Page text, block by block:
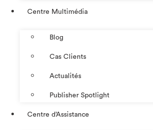
Centre Multimédia
Blog
Cas Clients
Actualités
Publisher Spotlight
Centre d’Assistance